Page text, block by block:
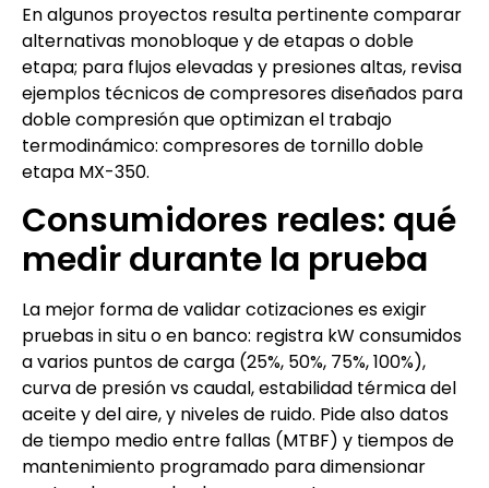
En algunos proyectos resulta pertinente comparar
alternativas monobloque y de etapas o doble
etapa; para flujos elevadas y presiones altas, revisa
ejemplos técnicos de compresores diseñados para
doble compresión que optimizan el trabajo
termodinámico: compresores de tornillo doble
etapa MX-350.
Consumidores reales: qué
medir durante la prueba
La mejor forma de validar cotizaciones es exigir
pruebas in situ o en banco: registra kW consumidos
a varios puntos de carga (25%, 50%, 75%, 100%),
curva de presión vs caudal, estabilidad térmica del
aceite y del aire, y niveles de ruido. Pide also datos
de tiempo medio entre fallas (MTBF) y tiempos de
mantenimiento programado para dimensionar